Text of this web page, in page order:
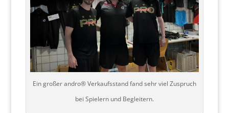
Ein großer andro® Verkaufsstand fand sehr viel Zuspruch
bei Spielern und Begleitern.